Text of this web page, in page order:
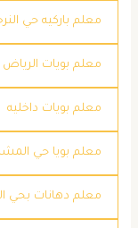
معلم باركيه حي
معلم بويات الرياض
معلم بويات داخليه
معلم بويا حي
معلم دهانات بحي